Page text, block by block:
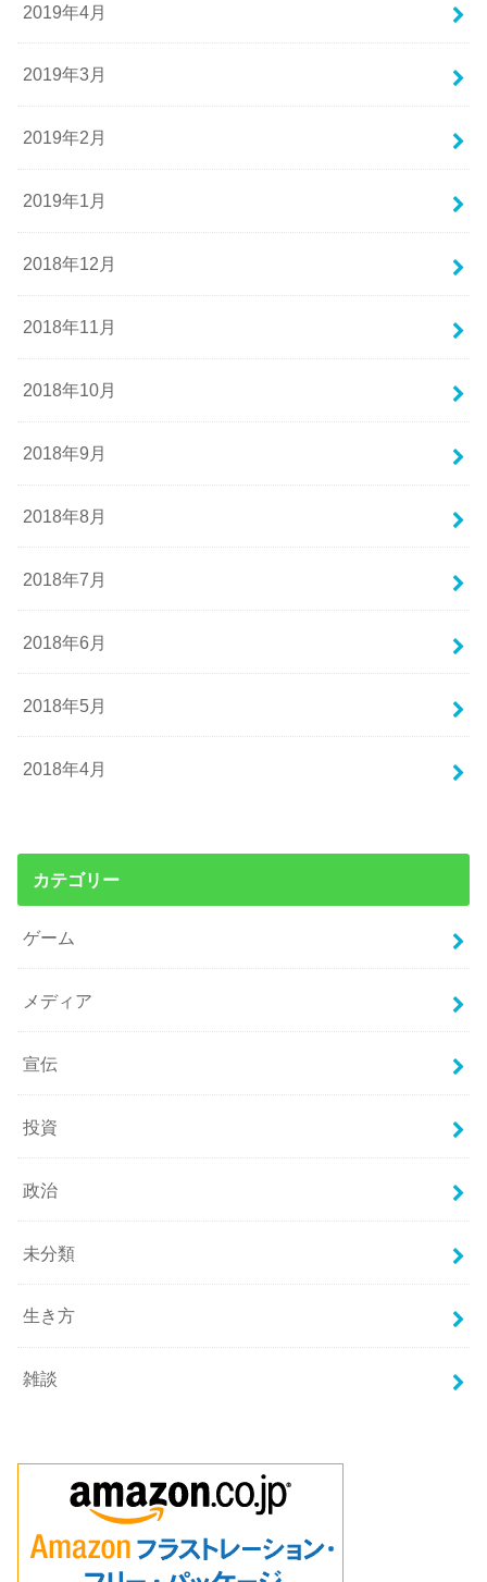
2019年4月
2019年3月
2019年2月
2019年1月
2018年12月
2018年11月
2018年10月
2018年9月
2018年8月
2018年7月
2018年6月
2018年5月
2018年4月
カテゴリー
ゲーム
メディア
宣伝
投資
政治
未分類
生き方
雑談